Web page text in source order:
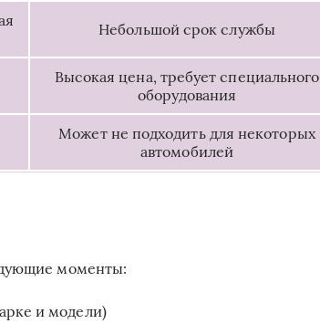
Небольшой срок службы
Высокая цена, требует специального
оборудования
Может не подходить для некоторых
автомобилей
моменты:
и модели)